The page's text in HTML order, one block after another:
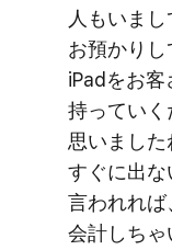
人も​いま
お預かりし
iPadを​お
持っていく
思いまし
すぐに​出な
言われれ
会計しちゃ